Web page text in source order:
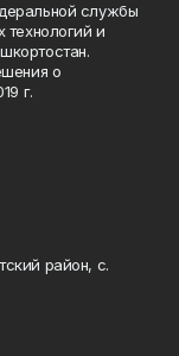
службы
и
о
г.
район, с.